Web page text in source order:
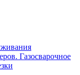
Газосварочное